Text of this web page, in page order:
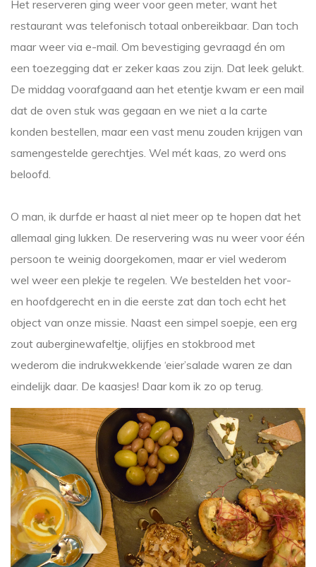
Het reserveren ging weer voor geen meter, want het
restaurant was telefonisch totaal onbereikbaar. Dan toch
maar weer via e-mail. Om bevestiging gevraagd én om
een toezegging dat er zeker kaas zou zijn. Dat leek gelukt.
De middag voorafgaand aan het etentje kwam er een mail
dat de oven stuk was gegaan en we niet a la carte
konden bestellen, maar een vast menu zouden krijgen van
samengestelde gerechtjes. Wel mét kaas, zo werd ons
beloofd.
O man, ik durfde er haast al niet meer op te hopen dat het
allemaal ging lukken. De reservering was nu weer voor één
persoon te weinig doorgekomen, maar er viel wederom
wel weer een plekje te regelen. We bestelden het voor-
en hoofdgerecht en in die eerste zat dan toch echt het
object van onze missie. Naast een simpel soepje, een erg
zout auberginewafeltje, olijfjes en stokbrood met
wederom die indrukwekkende ‘eier’salade waren ze dan
eindelijk daar. De kaasjes! Daar kom ik zo op terug.